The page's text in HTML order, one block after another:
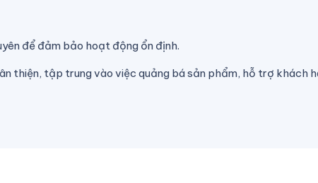
để đảm bảo hoạt động ổn định.
thiện, tập trung vào việc quảng bá sản phẩm, hỗ trợ khách